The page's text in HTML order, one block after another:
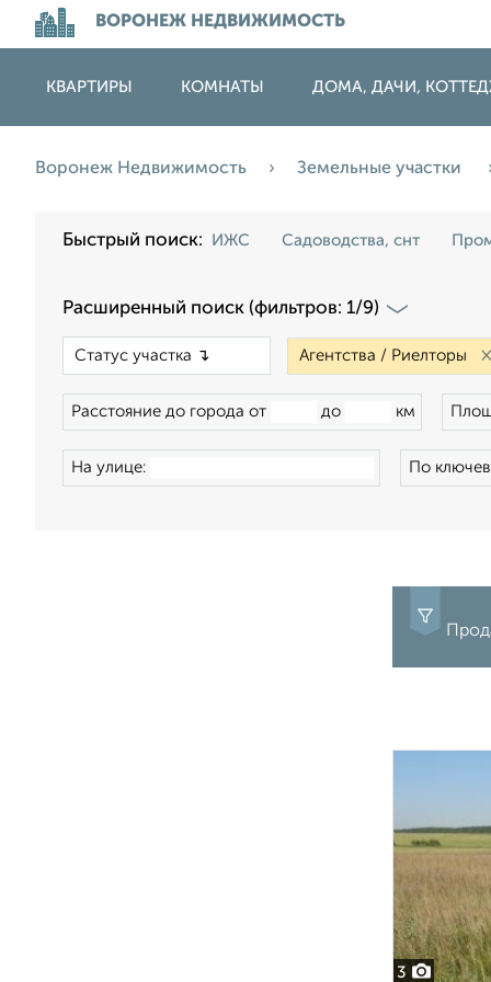
ВОРОНЕЖ НЕДВИЖИМОСТЬ
КВАРТИРЫ КОМНАТЫ ДОМА, ДАЧИ,
Воронеж Недвижимость Земельные участки
Быстрый поиск: ИЖС Садоводства, снт
Расширенный поиск (фильтров: 1/9)
×
Расстояние до города от до км
На улице: По
3